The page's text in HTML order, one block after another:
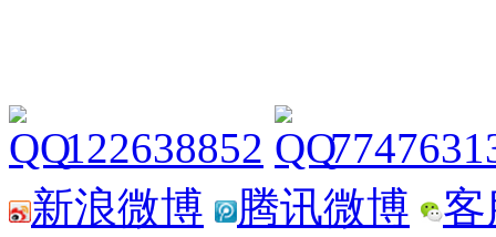
122638852
新浪微博
腾讯微博